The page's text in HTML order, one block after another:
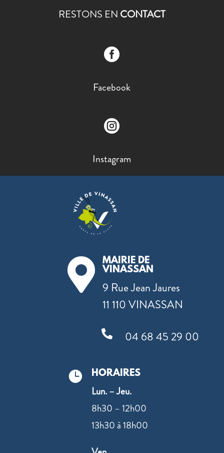
RESTONS EN CONTACT

Facebook

Instagram

MAIRIE DE
VINASSAN
9 Rue Jean Jaures
11 110 VINASSAN
 04 68 45 29 00
 HORAIRES
Lun. – Jeu.
8h30 – 12h00
13h30 à 18h00